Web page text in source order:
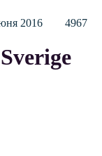
2016 4967